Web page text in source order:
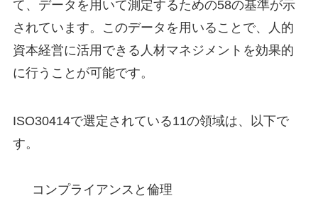
て、データを用いて測定するための58の基準が示
されています。このデータを用いることで、人的
資本経営に活用できる人材マネジメントを効果的
に行うことが可能です。
ISO30414で選定されている11の領域は、以下で
す。
コンプライアンスと倫理